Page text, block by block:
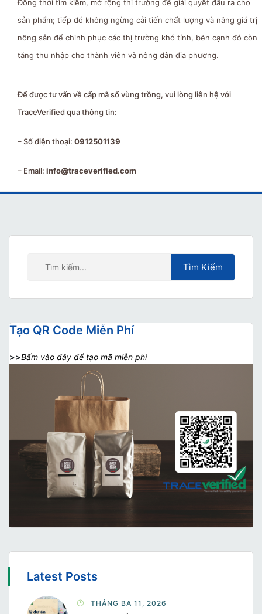
Đồng thời tìm kiếm, mở rộng thị trường để giải quyết đầu ra cho
sản phẩm; tiếp đó không ngừng cải tiến chất lượng và nâng giá trị
nông sản để chinh phục các thị trường khó tính, bên cạnh đó còn
tăng thu nhập cho thành viên và nông dân địa phương.
Để được tư vấn về cấp mã số vùng trồng, vui lòng liên hệ với
TraceVerified qua thông tin:
– Số điện thoại: 0912501139
– Email: info@traceverified.com
Tạo QR Code Miễn Phí
>>Bấm vào đây để tạo mã miễn phí
Latest Posts
THÁNG BA 11, 2026